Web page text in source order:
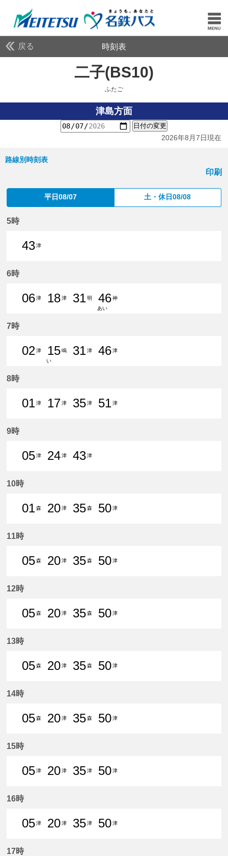
戻る 時刻表
二子(BS10)
ふたご
津島方面
日付の変更
2026年8月7日現在
路線別時刻表
印刷
平日08/07 土・休日08/08
5時
43津
6時
06
6分はつ 普通津島いき
津
18
18分はつ 普通津島いき
津
31明
46神
あい
7時
02津
15鳴
い
31津
46津
8時
01津
17津
35津
51津
9時
05津
24津
43津
10時
01森
20津
35森
50津
11時
05森
20津
35森
50津
12時
05森
20津
35森
50津
13時
05森
20津
35森
50津
14時
05森
20津
35森
50津
15時
05津
20津
35津
50津
16時
05津
20津
35津
50津
17時